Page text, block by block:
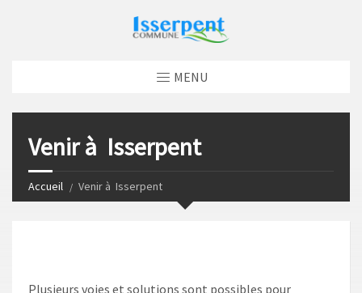
MENU
Venir à Isserpent
Accueil Venir à Isserpent
Plusieurs voies et solutions sont possibles pour